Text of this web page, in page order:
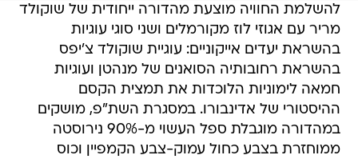
להשלמת החוויה מוצעת מהדורה ייחודית של שוקולד
מריר עם אגוזי לוז מקורמלים ושני סוגי עוגיות
בהשראת יעדים אייקוניים: עוגיית שוקולד צ'יפס
בהשראת רחובותיה הסואנים של מנהטן ועוגיות
חמאה לימוניות הלוכדות את תמצית הקסם
ההיסטורי של אדינבורו. במסגרת השת"פ, מושקים
במהדורה מוגבלת ספל העשוי מ-90% נירוסטה
ממוחזרת בצבע כחול עמוק-צבע הקמפיין וכוס